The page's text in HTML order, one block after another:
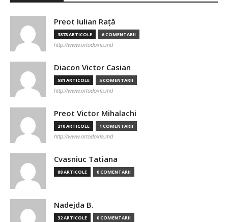
Preot Iulian Raţă
3878 ARTICOLE 6 COMENTARII
http://www.ortodoxia.md
Diacon Victor Casian
581 ARTICOLE 5 COMENTARII
http://www.ortodoxia.md
Preot Victor Mihalachi
210 ARTICOLE 1 COMENTARII
http://www.ortodoxia.md
Cvasniuc Tatiana
88 ARTICOLE 0 COMENTARII
Nadejda B.
32 ARTICOLE 0 COMENTARII